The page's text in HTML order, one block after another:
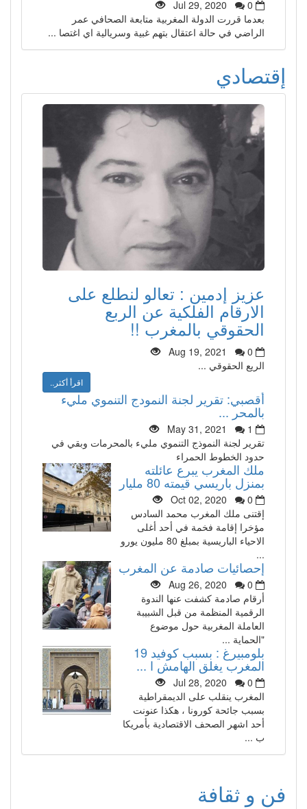
Jul 29, 2020
0
بعدما قررت الدولة المغربية متابعة الصحافي عمر
الراضي في حالة اعتقال بتهم غبية وسريالية اي اغتصا ...
إقتصادي
عزيز إدمين : تعالو لنطلع على
الارقام الفلكية عن الربع
الحقوقي بالمغرب !!
Aug 19, 2021
0
الريع الحقوقي ...
اقرأ أكثر..
أقصبي: تقرير لجنة النمودج التنموي مليء
بالمحر ...
May 31, 2021
1
تقرير لجنة النموذج التنموي مليء بالمحرمات وبقي في
حدود الخطوط الحمراء
ملك المغرب يبرع عائلته
بمنزل باريسي قيمته 80 مليار
Oct 02, 2020
0
إقتنى ملك المغرب محمد السادس
مؤخرا إقامة فخمة في أحد أغلى
الاحياء الباريسية بمبلغ 80 مليون يورو
...
إحصائيات صادمة عن المغرب
Aug 26, 2020
0
أرقام صادمة كشفت عنها الندوة
الرقمية المنظمة من قبل الشبيبة
العاملة المغربية حول موضوع
"الحماية ...
بلومبيرغ : بسبب كوفيد 19
المغرب يغلق الهامش ا ...
Jul 28, 2020
0
المغرب ينقلب على الديمقراطية
بسبب جائحة كورونا ، هكذا عنونت
أحد اشهر الصحف الاقتصادية بأمريكا
ب ...
فن و ثقافة